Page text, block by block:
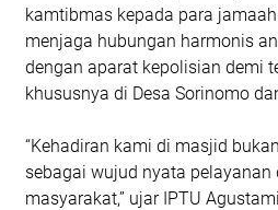
kamtibmas kepada para
menjaga hubungan harmonis
dengan aparat kepolisian demi
khususnya di Desa Sorinomo
“Kehadiran kami di masjid
sebagai wujud nyata pelayanan
masyarakat,” ujar IPTU